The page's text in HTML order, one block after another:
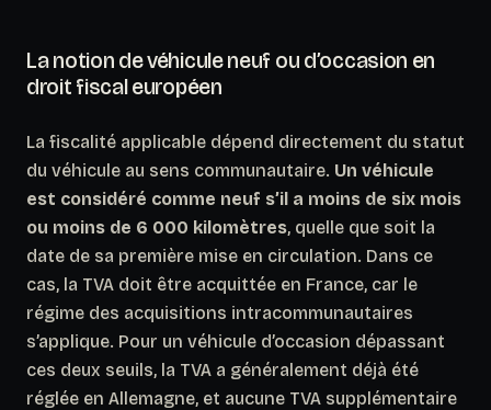
La notion de véhicule neuf ou d’occasion en
droit fiscal européen
La fiscalité applicable dépend directement du statut
du véhicule au sens communautaire. Un véhicule
est considéré comme neuf s’il a moins de six mois
ou moins de 6 000 kilomètres, quelle que soit la
date de sa première mise en circulation. Dans ce
cas, la TVA doit être acquittée en France, car le
régime des acquisitions intracommunautaires
s’applique. Pour un véhicule d’occasion dépassant
ces deux seuils, la TVA a généralement déjà été
réglée en Allemagne, et aucune TVA supplémentaire